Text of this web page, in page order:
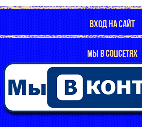
ВХОД НА САЙТ
МЫ В СОЦСЕТЯХ